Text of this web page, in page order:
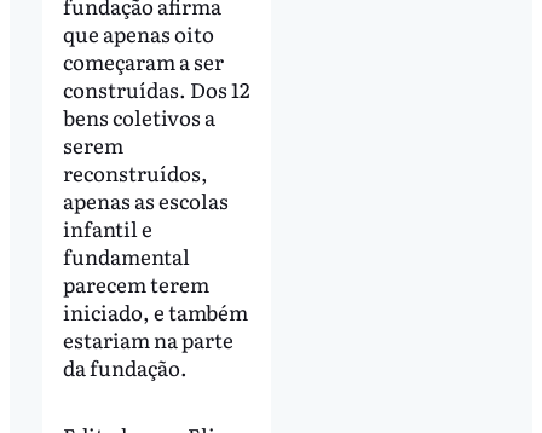
que apenas oito
começaram a ser
construídas. Dos 12
bens coletivos a
serem
reconstruídos,
apenas as escolas
infantil e
fundamental
parecem terem
iniciado, e também
estariam na parte
da fundação.